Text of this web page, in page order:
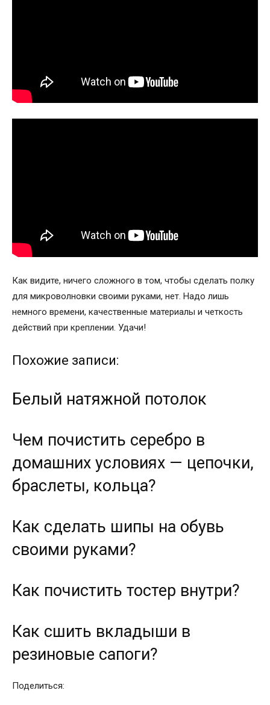
Как видите, ничего сложного в том, чтобы сделать полку
для микроволновки своими руками, нет. Надо лишь
немного времени, качественные материалы и четкость
действий при креплении. Удачи!
Похожие записи:
Белый натяжной потолок
Чем почистить серебро в
домашних условиях — цепочки,
браслеты, кольца?
Как сделать шипы на обувь
своими руками?
Как почистить тостер внутри?
Как сшить вкладыши в
резиновые сапоги?
Поделиться: